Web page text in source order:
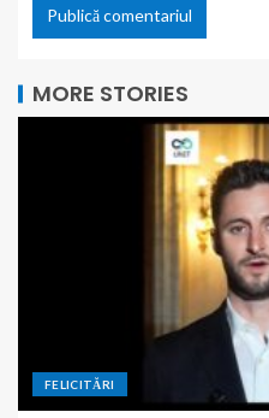
MORE STORIES
FELICITĂRI